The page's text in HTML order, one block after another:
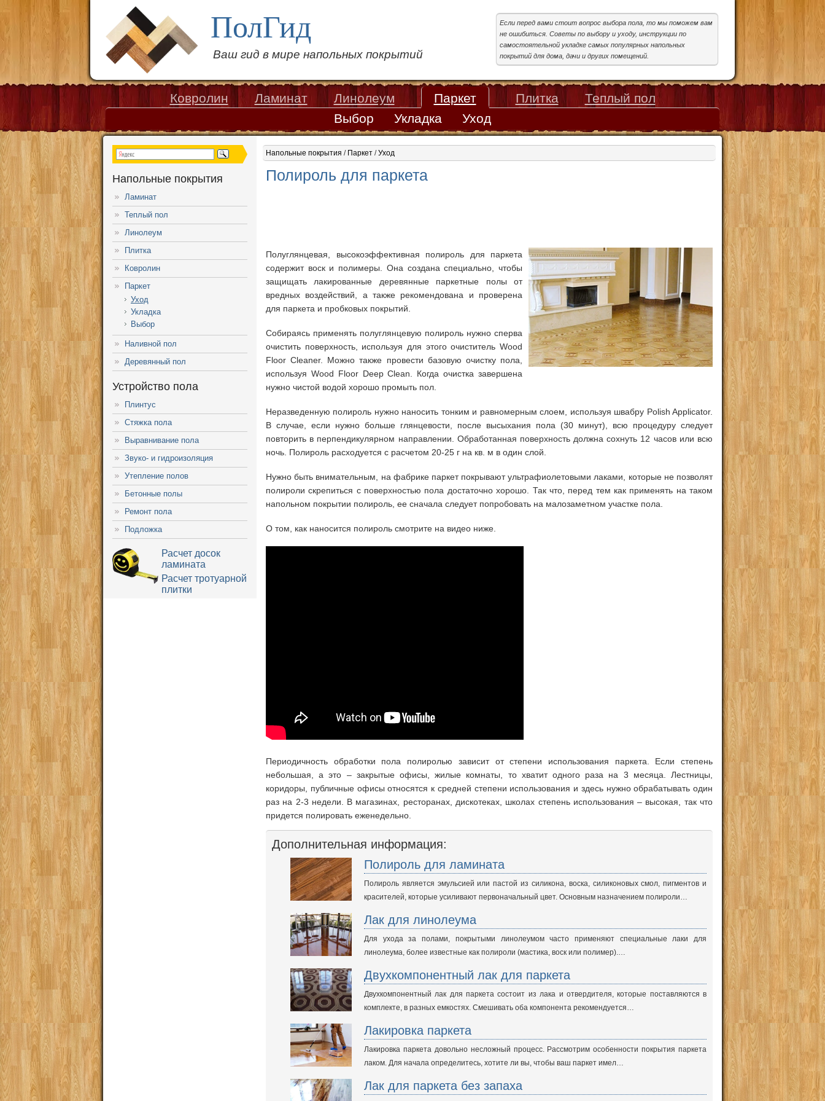
ПолГид
Ваш гид в мире напольных покрытий
Если перед вами стоит вопрос выбора пола, то мы поможем вам
не ошибиться. Советы по выбору и уходу, инструкции по
самостоятельной укладке самых популярных напольных
покрытий для дома, дачи и других помещений.
Ковролин Ламинат Линолеум Паркет Плитка
Теплый пол
Выбор
Укладка Уход
Напольные покрытия / Паркет /Уход
Полироль для паркета
Полуглянцевая, высокоэффективная полироль для паркета
содержит воск и полимеры. Она создана специально, чтобы
защищать лакированные деревянные паркетные полы от
вредных воздействий, а также рекомендована и проверена
для паркета и пробковых покрытий.
Собираясь применять полуглянцевую полироль нужно сперва
очистить поверхность, используя для этого очиститель Wood
Floor Cleaner. Можно также провести базовую очистку пола,
используя Wood Floor Deep Clean. Когда очистка завершена
нужно чистой водой хорошо промыть пол.
Неразведенную полироль нужно наносить тонким и равномерным слоем, используя швабру Polish Applicator.
В случае, если нужно больше глянцевости, после высыхания пола (30 минут), всю процедуру следует
повторить в перпендикулярном направлении. Обработанная поверхность должна сохнуть 12 часов или всю
ночь. Полироль расходуется с расчетом 20-25 г на кв. м в один слой.
Нужно быть внимательным, на фабрике паркет покрывают ультрафиолетовыми лаками, которые не позволят
полироли скрепиться с поверхностью пола достаточно хорошо. Так что, перед тем как применять на таком
напольном покрытии полироль, ее сначала следует попробовать на малозаметном участке пола.
О том, как наносится полироль смотрите на видео ниже.
Периодичность обработки пола полиролью зависит от степени использования паркета. Если степень
небольшая, а это – закрытые офисы, жилые комнаты, то хватит одного раза на 3 месяца. Лестницы,
коридоры, публичные офисы относятся к средней степени использования и здесь нужно обрабатывать один
раз на 2-3 недели. В магазинах, ресторанах, дискотеках, школах степень использования – высокая, так что
придется полировать еженедельно.
Дополнительная информация:
Полироль для ламината
Полироль является эмульсией или пастой из силикона, воска, силиконовых смол, пигментов и
красителей, которые усиливают первоначальный цвет. Основным назначением полироли…
Лак для линолеума
Для ухода за полами, покрытыми линолеумом часто применяют специальные лаки для
линолеума, более известные как полироли (мастика, воск или полимер).…
Двухкомпонентный лак для паркета
Двухкомпонентный лак для паркета состоит из лака и отвердителя, которые поставляются в
комплекте, в разных емкостях. Смешивать оба компонента рекомендуется…
Лакировка паркета
Лакировка паркета довольно несложный процесс. Рассмотрим особенности покрытия паркета
лаком. Для начала определитесь, хотите ли вы, чтобы ваш паркет имел…
Лак для паркета без запаха
Напольные покрытия
Ламинат
Теплый пол
Линолеум
Плитка
Ковролин
Паркет
Уход
Укладка
Выбор
Наливной пол
Деревянный пол
Устройство пола
Плинтус
Стяжка пола
Выравнивание пола
Звуко- и гидроизоляция
Утепление полов
Бетонные полы
Ремонт пола
Подложка
Расчет досок
ламината
Расчет тротуарной
плитки